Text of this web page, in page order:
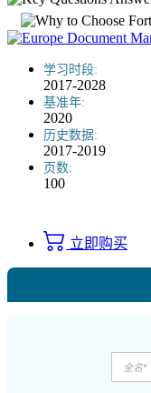
学习时段:
2017-2028
基准年:
2020
历史数据:
2017-2019
页数:
100
立即购买